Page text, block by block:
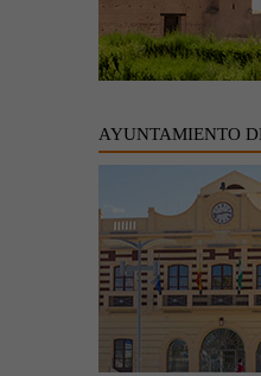
AYUNTAMIENTO